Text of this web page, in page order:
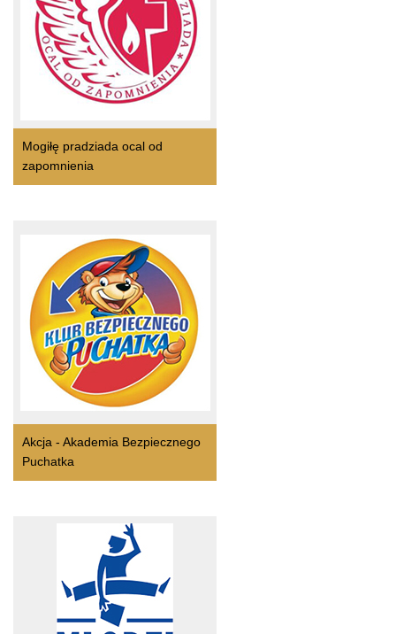
Mogiłę pradziada ocal od
zapomnienia
Akcja - Akademia Bezpiecznego
Puchatka